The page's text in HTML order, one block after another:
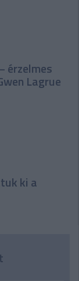
érzelmes
Lagrue
ki a